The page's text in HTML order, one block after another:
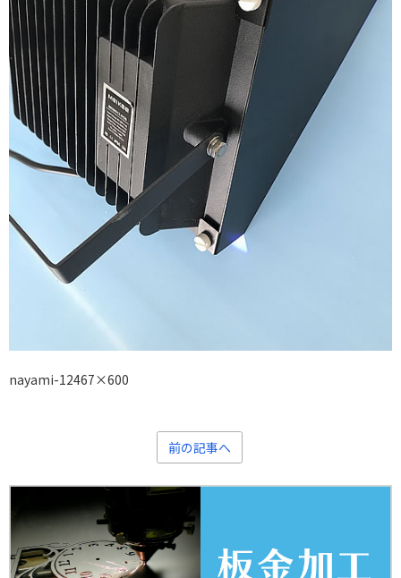
nayami-12467×600
前の記事へ